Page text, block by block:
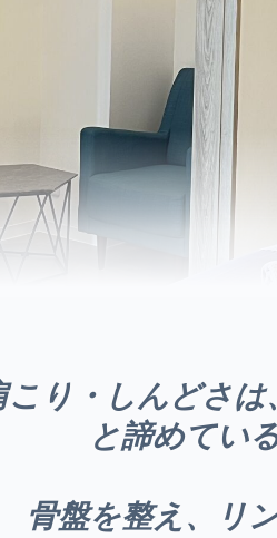
こり・しんどさ
と諦めてい
骨盤を整え、リ